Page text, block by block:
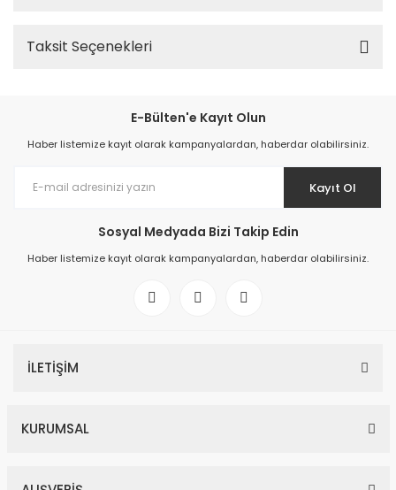
Taksit Seçenekleri
E-Bülten'e Kayıt Olun
Haber listemize kayıt olarak kampanyalardan, haberdar olabilirsiniz.
Kayıt Ol
Sosyal Medyada Bizi Takip Edin
Haber listemize kayıt olarak kampanyalardan, haberdar olabilirsiniz.
İLETİŞİM
KURUMSAL